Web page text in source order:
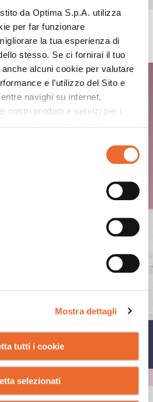
da Optima S.p.A. utilizza
per far funzionare
la tua esperienza di
stesso. Se ci fornirai il tuo
alcuni cookie per valutare
e l’utilizzo del Sito e
navighi su internet,
nostri prodotti e servizi per i
Mostra dettagli
tutti i cookie
selezionati